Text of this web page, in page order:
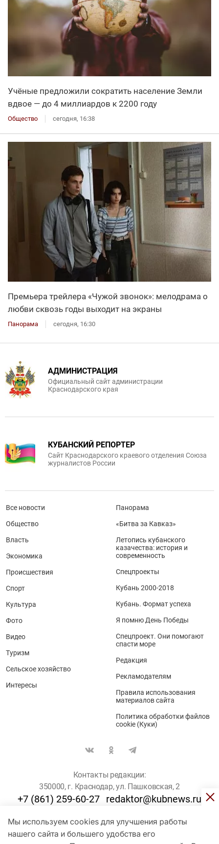
Учёные предложили сократить население Земли
вдвое — до 4 миллиардов к 2200 году
Общество сегодня, 16:38
Премьера трейлера «Чужой звонок»: мелодрама о
любви сквозь годы выходит на экраны
Панорама сегодня, 16:30
Мы используем cookies для улучшения работы
нашего сайта и большего удобства его
АДМИНИСТРАЦИЯ
Официальный сайт администрации
Краснодарского края
КУБАНСКИЙ РЕПОРТЕР
Сайт Краснодарского краевого отделения Союза
журналистов России
Все новости
Общество
Власть
Экономика
Происшествия
Спорт
Культура
Фото
Видео
Туризм
Сельское хозяйство
Интересы
Панорама
«Битва за Кавказ»
Летопись кубанского
казачества: история и
современность
Спецпроекты
Кубань 2000-2018
Кубань. Формат успеха
Я помню День Победы
Спецпроект. Они помогают
спасти море
Редакция
Рекламодателям
Правила использования
материалов сайта
Политика обработки файлов
cookie (Куки)
Контакты редакции:
350000, г. Краснодар, ул. Пашковская, 2
+7 (861) 259-60-27 redaktor@kubnews.ru
Для пользователей старше 16 лет